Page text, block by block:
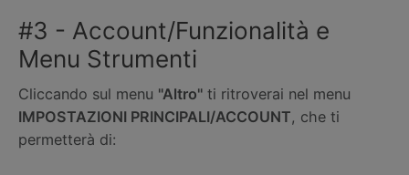
#3 - Account/Funzionalità e
Menu Strumenti
Cliccando sul menu "Altro" ti ritroverai nel menu
IMPOSTAZIONI PRINCIPALI/ACCOUNT, che ti
permetterà di: